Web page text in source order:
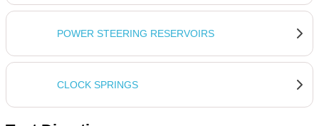
POWER STEERING RESERVOIRS
CLOCK SPRINGS